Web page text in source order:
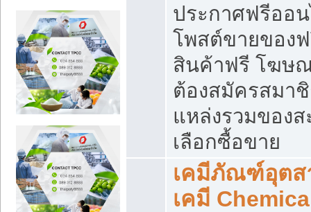
ประกาศฟรีออ
โพสต์ขายของ
สินค้าฟรี โฆษ
ต้องสมัครสมา
แหล่งรวมของ
เลือกซื้อขาย
เคมีภัณฑ์อุตส
เคมี